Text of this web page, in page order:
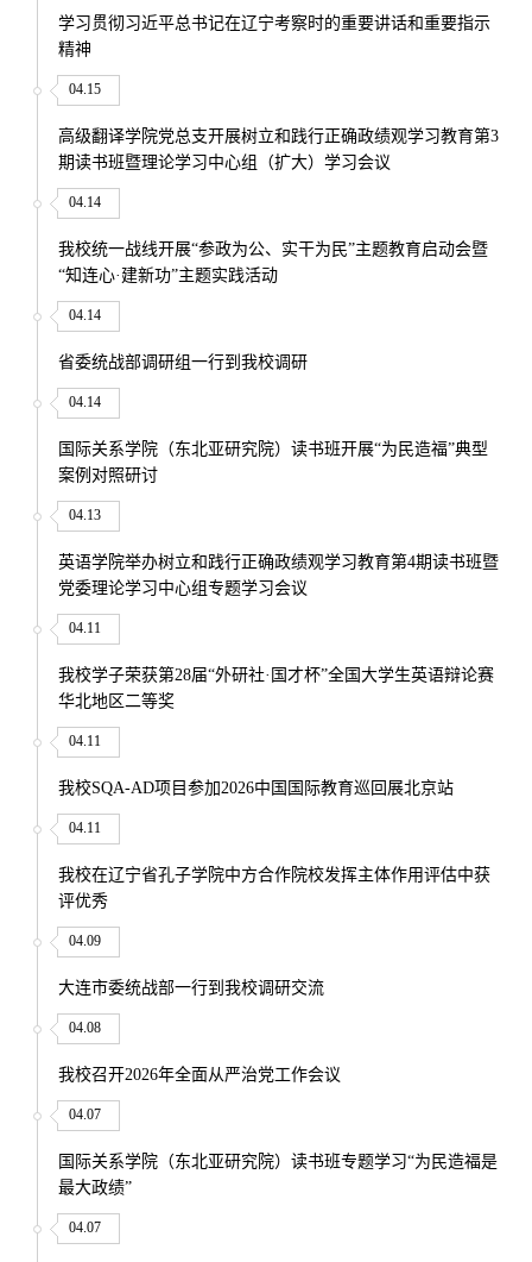
学习贯彻习近平总书记在辽宁考察时的重要讲话和重要指示
精神
04.15
高级翻译学院党总支开展树立和践行正确政绩观学习教育第3
期读书班暨理论学习中心组（扩大）学习会议
04.14
我校统一战线开展“参政为公、实干为民”主题教育启动会暨
“知连心·建新功”主题实践活动
04.14
省委统战部调研组一行到我校调研
04.14
国际关系学院（东北亚研究院）读书班开展“为民造福”典型
案例对照研讨
04.13
英语学院举办树立和践行正确政绩观学习教育第4期读书班暨
党委理论学习中心组专题学习会议
04.11
我校学子荣获第28届“外研社·国才杯”全国大学生英语辩论赛
华北地区二等奖
04.11
我校SQA-AD项目参加2026中国国际教育巡回展北京站
04.11
我校在辽宁省孔子学院中方合作院校发挥主体作用评估中获
评优秀
04.09
大连市委统战部一行到我校调研交流
04.08
我校召开2026年全面从严治党工作会议
04.07
国际关系学院（东北亚研究院）读书班专题学习“为民造福是
最大政绩”
04.07